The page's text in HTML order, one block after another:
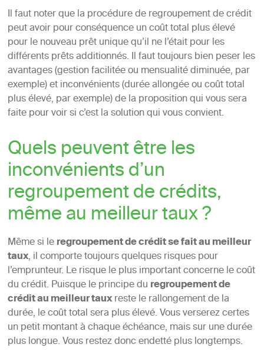
Il faut noter que la procédure de regroupement de crédit
peut avoir pour conséquence un coût total plus élevé
pour le nouveau prêt unique qu’il ne l’était pour les
différents prêts additionnés. Il faut toujours bien peser les
avantages (gestion facilitée ou mensualité diminuée, par
exemple) et inconvénients (durée allongée ou coût total
plus élevé, par exemple) de la proposition qui vous sera
faite pour voir si c’est la solution qui vous convient.
Quels peuvent être les
inconvénients d’un
regroupement de crédits,
même au meilleur taux ?
Même si leregroupement de crédit se fait au meilleur
taux, il comporte toujours quelques risques pour
l’emprunteur. Le risque le plus important concerne le coût
du crédit. Puisque le principe du regroupement de
crédit au meilleur tauxreste le rallongement de la
durée, le coût total sera plus élevé. Vous verserez certes
un petit montant à chaque échéance, mais sur une durée
plus longue. Vous restez donc endetté plus longtemps.